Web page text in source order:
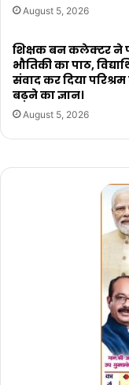
August 5, 2026
शिक्षक बन कलेक्टर ने
भौतिकी का पाठ,
संवाद कर दिया
बढ़ने का ज्ञान।
August 5, 2026